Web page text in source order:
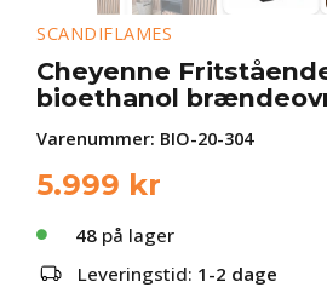
SCANDIFLAMES
Cheyenne
bioethanol
Varenummer: BIO-20-304
5.999 kr
48 på lager
Leveringstid: 1-2 dage